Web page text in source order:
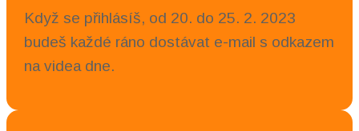
Když se přihlásíš, od 20. do 25. 2. 2023
budeš každé ráno dostávat e-mail s odkazem
na videa dne.